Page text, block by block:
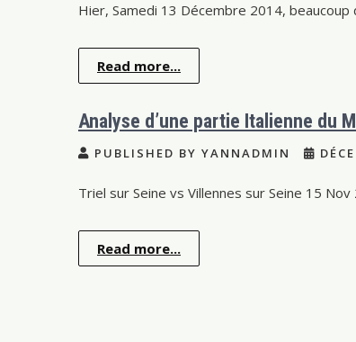
Hier, Samedi 13 Décembre 2014,
Read more...
Analyse d’une partie Italienne du
PUBLISHED BY YANNADMIN
Triel sur Seine vs Villennes sur Seine 15
Read more...